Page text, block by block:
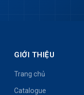
GIỚI THIỆU
Trang chủ
Catalogue